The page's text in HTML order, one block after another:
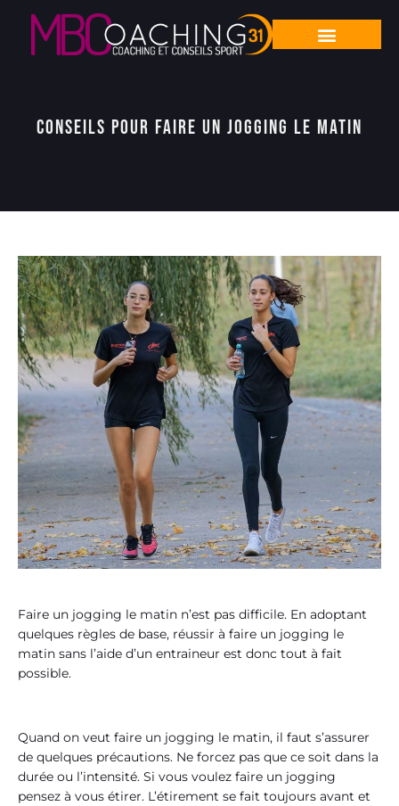
Conseils pour faire un jogging le matin
Faire un jogging le matin n’est pas difficile. En adoptant
quelques règles de base, réussir à faire un jogging le
matin sans l’aide d’un entraineur est donc tout à fait
possible.
Quand on veut faire un jogging le matin, il faut s’assurer
de quelques précautions. Ne forcez pas que ce soit dans la
durée ou l’intensité. Si vous voulez faire un jogging
pensez à vous étirer. L’étirement se fait toujours avant et